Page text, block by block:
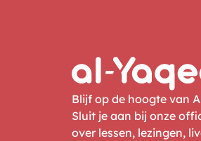
Blijf op de hoogte van
Sluit je aan bij onze
over lessen, lezingen,